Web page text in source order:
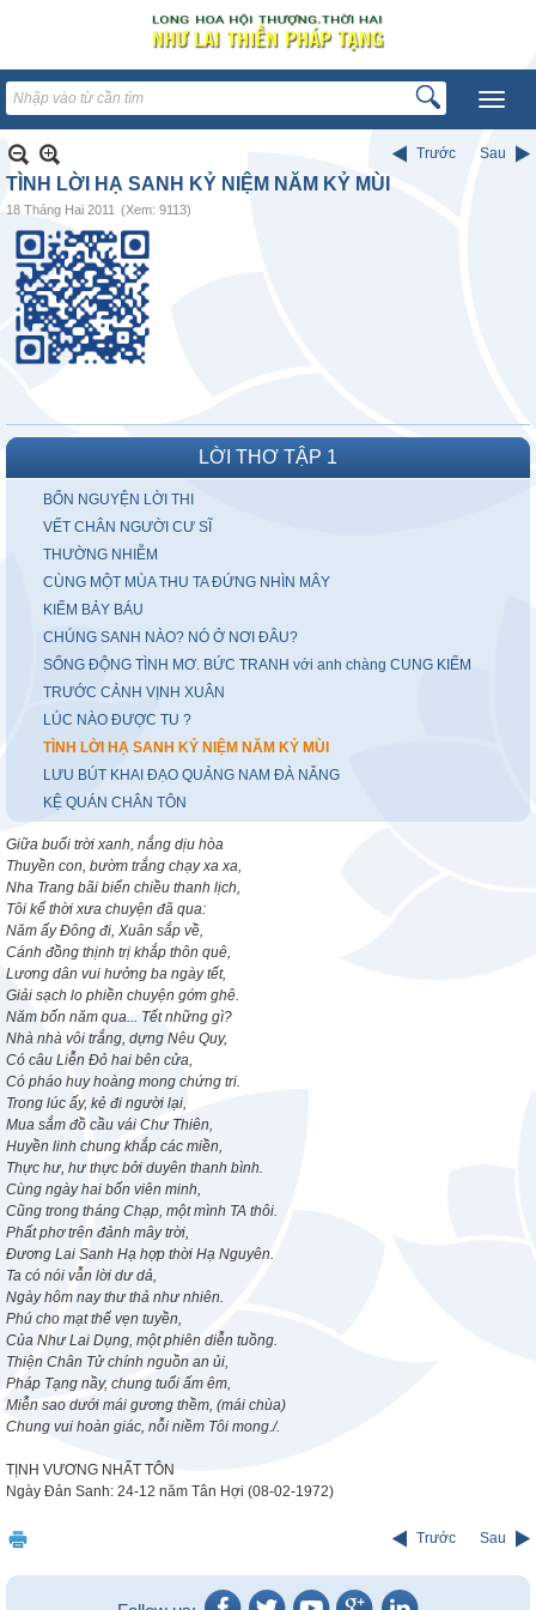
Trước Sau
TÌNH LỜI HẠ SANH KỶ NIỆM NĂM KỶ MÙI
18 Tháng Hai 2011 (Xem: 9113)
LỜI THƠ TẬP 1
BỔN NGUYỆN LỜI THI
VẾT CHÂN NGƯỜI CƯ SĨ
THƯỜNG NHIỄM
CÙNG MỘT MÙA THU TA ĐỨNG NHÌN MÂY
KIẾM BẢY BÁU
CHÚNG SANH NÀO? NÓ Ở NƠI ĐÂU?
SỐNG ĐỘNG TÌNH MƠ. BỨC TRANH với anh chàng CUNG KIẾM
TRƯỚC CẢNH VỊNH XUÂN
LÚC NÀO ĐƯỢC TU ?
TÌNH LỜI HẠ SANH KỶ NIỆM NĂM KỶ MÙI
LƯU BÚT KHAI ĐẠO QUẢNG NAM ĐÀ NẴNG
KỆ QUÁN CHÂN TÔN
Giữa buổi trời xanh, nắng dịu hòa
Thuyền con, bườm trắng chạy xa xa,
Nha Trang bãi biển chiều thanh lịch,
Tôi kể thời xưa chuyện đã qua:
Năm ấy Đông đi, Xuân sắp về,
Cánh đồng thịnh trị khắp thôn quê,
Lương dân vui hưởng ba ngày tết,
Giải sạch lo phiền chuyện gớm ghê.
Năm bốn năm qua... Tết những gì?
Nhà nhà vôi trắng, dựng Nêu Quy,
Có câu Liễn Đỏ hai bên cửa,
Có pháo huy hoàng mong chứng tri.
Trong lúc ấy, kẻ đi người lại,
Mua sắm đồ cầu vái Chư Thiên,
Huyền linh chung khắp các miền,
Thực hư, hư thực bởi duyên thanh bình.
Cùng ngày hai bốn viên minh,
Cũng trong tháng Chạp, một mình TA thôi.
Phất phơ trên đảnh mây trời,
Đương Lai Sanh Hạ hợp thời Hạ Nguyên.
Ta có nói vẫn lời dư dả,
Ngày hôm nay thư thả như nhiên.
Phú cho mạt thế vẹn tuyền,
Của Như Lai Dụng, một phiên diễn tuồng.
Thiện Chân Tử chính nguồn an ủi,
Pháp Tạng nầy, chung tuổi ấm êm,
Miễn sao dưới mái gương thềm, (mái chùa)
Chung vui hoàn giác, nỗi niềm Tôi mong./.
TỊNH VƯƠNG NHẤT TÔN
Ngày Đản Sanh: 24-12 năm Tân Hợi (08-02-1972)
Trước Sau